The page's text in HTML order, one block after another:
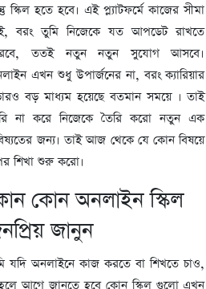
স্কিল হতে হবে। এই প্ল্যাটফর্মে কাজের সীমা
বরং তুমি নিজেকে যত আপডেট রাখতে
ততই নতুন নতুন সুযোগ আসবে।
এখন শুধু উপার্জনের না, বরং ক্যারিয়ার
বড় মাধ্যম হয়েছে বতমান সময়ে । তাই
না করে নিজেকে তৈরি করো নতুন এক
জন্য। তাই আজ থেকে যে কোন বিষয়ে
শিখা শুরু করো।
কোন অনলাইন স্কিল
জানুন
যদি অনলাইনে কাজ করতে বা শিখতে চাও,
আগে জানতে হবে কোন স্কিল গুলো এখন